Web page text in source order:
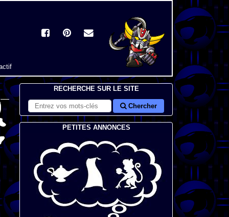
RECHERCHE SUR LE SITE
Chercher
PETITES ANNONCES